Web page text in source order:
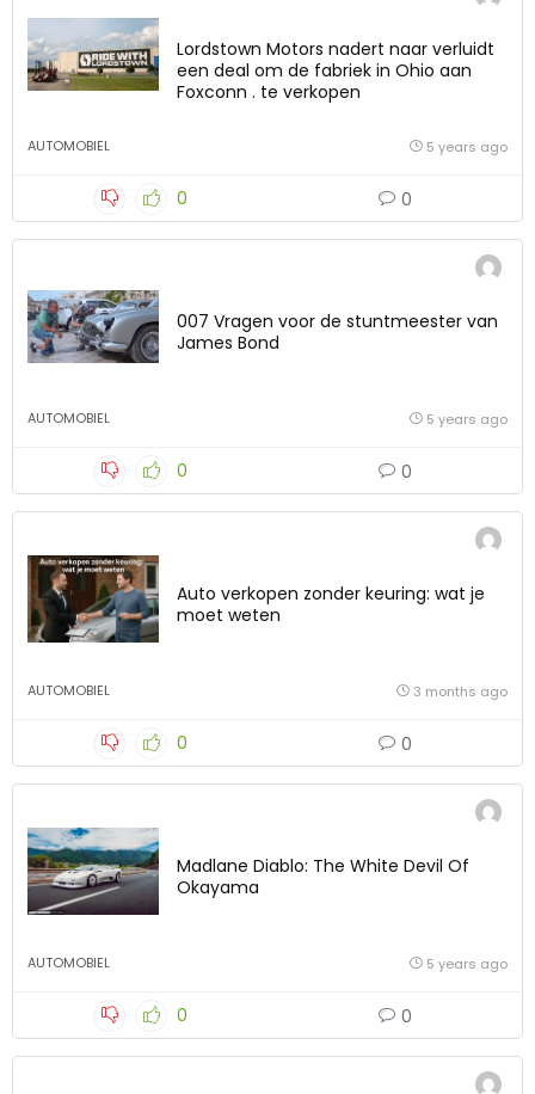
Lordstown Motors nadert naar verluidt
een deal om de fabriek in Ohio aan
Foxconn . te verkopen
AUTOMOBIEL 5 years ago
0 0
007 Vragen voor de stuntmeester van
James Bond
AUTOMOBIEL 5 years ago
0 0
Auto verkopen zonder keuring: wat je
moet weten
AUTOMOBIEL 3 months ago
0 0
Madlane Diablo: The White Devil Of
Okayama
AUTOMOBIEL 5 years ago
0 0